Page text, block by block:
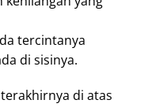
tercintanya
di sisinya.
di atas